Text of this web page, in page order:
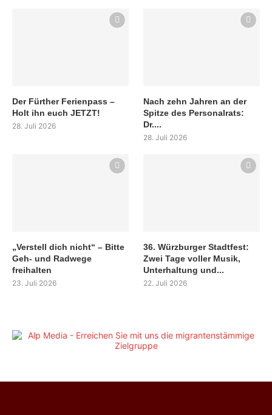
Der Fürther Ferienpass –
Holt ihn euch JETZT!
28. Juli 2026
Nach zehn Jahren an der
Spitze des Personalrats:
Dr....
28. Juli 2026
„Verstell dich nicht“ – Bitte
Geh- und Radwege
freihalten
23. Juli 2026
36. Würzburger Stadtfest:
Zwei Tage voller Musik,
Unterhaltung und...
22. Juli 2026